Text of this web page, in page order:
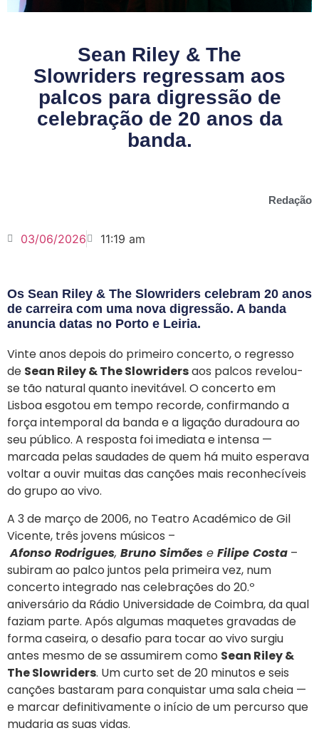
Sean Riley & The
Slowriders regressam aos
palcos para digressão de
celebração de 20 anos da
banda.
Redação
03/06/2026 11:19 am
Os Sean Riley & The Slowriders celebram 20 anos
de carreira com uma nova digressão. A banda
anuncia datas no Porto e Leiria.
Vinte anos depois do primeiro concerto, o regresso
de Sean Riley & The Slowridersaos palcos revelou-
se tão natural quanto inevitável. O concerto em
Lisboa esgotou em tempo recorde, confirmando a
força intemporal da banda e a ligação duradoura ao
seu público. A resposta foi imediata e intensa —
marcada pelas saudades de quem há muito esperava
voltar a ouvir muitas das canções mais reconhecíveis
do grupo ao vivo.
A 3 de março de 2006, no Teatro Académico de Gil
Vicente, três jovens músicos –
Afonso Rodrigues, Bruno Simões e Filipe Costa –
subiram ao palco juntos pela primeira vez, num
concerto integrado nas celebrações do 20.º
aniversário da Rádio Universidade de Coimbra, da qual
faziam parte. Após algumas maquetes gravadas de
forma caseira, o desafio para tocar ao vivo surgiu
antes mesmo de se assumirem como Sean Riley &
The Slowriders. Um curto set de 20 minutos e seis
canções bastaram para conquistar uma sala cheia —
e marcar definitivamente o início de um percurso que
mudaria as suas vidas.